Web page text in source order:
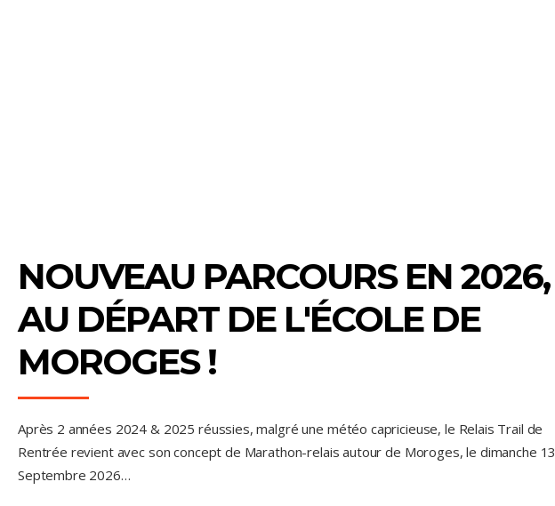
NOUVEAU PARCOURS EN 2026,
AU DÉPART DE L'ÉCOLE DE
MOROGES !
Après 2 années 2024 & 2025 réussies, malgré une météo capricieuse, le Relais Trail de
Rentrée revient avec son concept de Marathon-relais autour de Moroges, le dimanche 13
Septembre 2026…